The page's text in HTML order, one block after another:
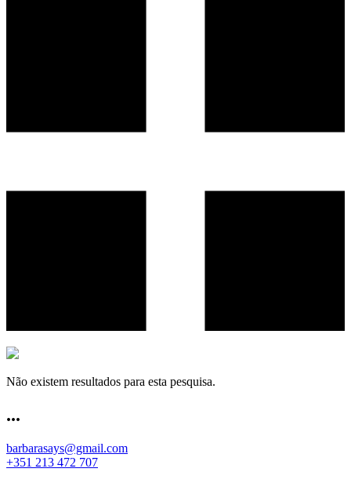
Não existem resultados para esta pesquisa.
...
barbarasays@gmail.com
+351 213 472 707